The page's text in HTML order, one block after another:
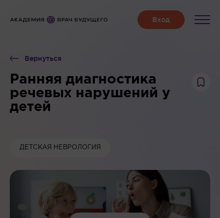
Вернуться
Ранняя диагностика
речевых нарушений у
детей
ДЕТСКАЯ НЕВРОЛОГИЯ